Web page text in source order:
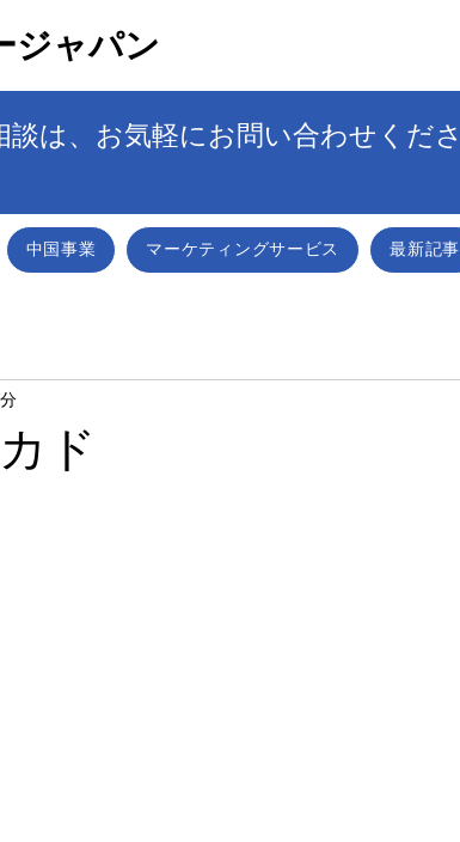
ジャパン
ド
は、お気軽にお問い合わせくださ
中国事業 マーケティングサービス 最新記事